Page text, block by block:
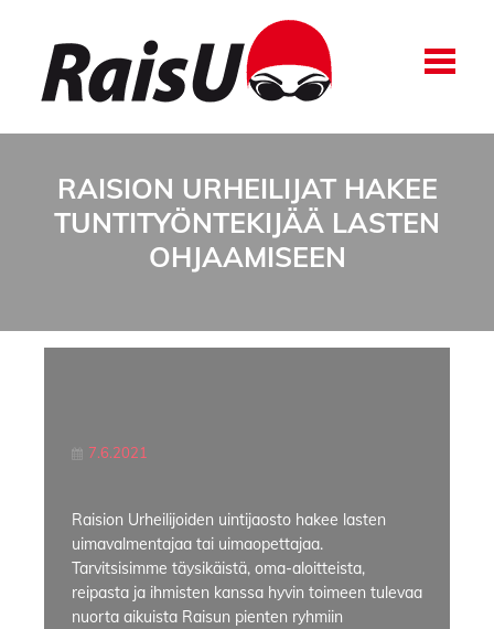
RAISION URHEILIJAT HAKEE
TUNTITYÖNTEKIJÄÄ LASTEN
OHJAAMISEEN
7.6.2021
Raision Urheilijoiden uintijaosto hakee lasten
uimavalmentajaa tai uimaopettajaa.
Tarvitsisimme täysikäistä, oma-aloitteista,
reipasta ja ihmisten kanssa hyvin toimeen tulevaa
nuorta aikuista Raisun pienten ryhmiin